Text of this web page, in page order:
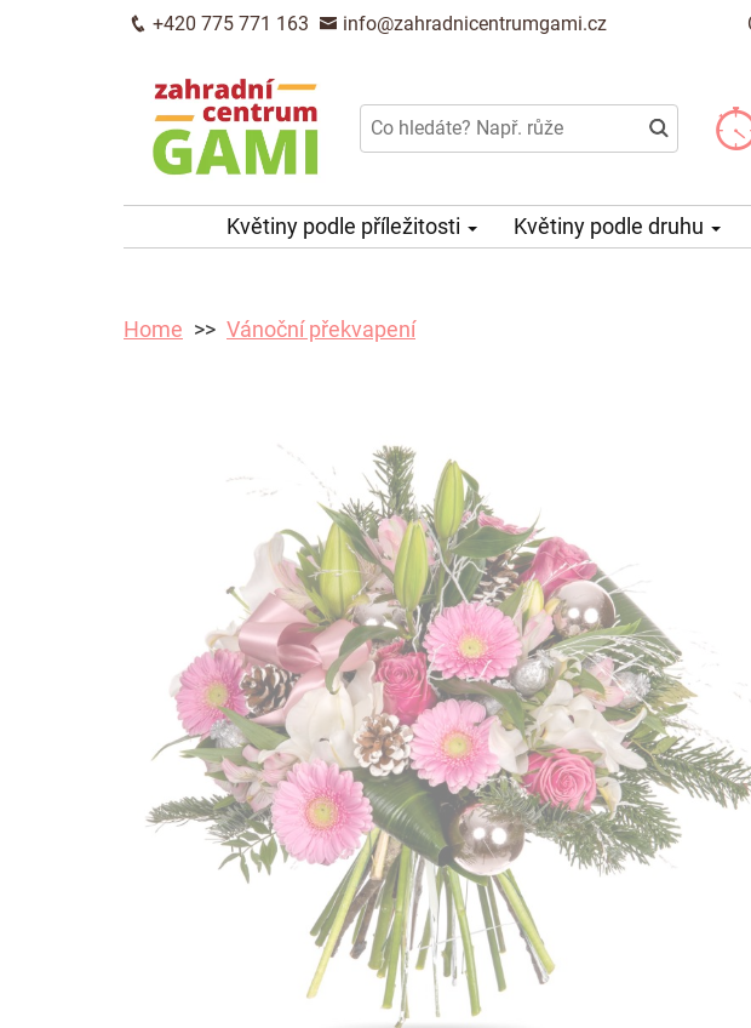
+420 775 771 163 info@zahradnicentrumgami.cz
Květiny podle příležitosti Květiny podle druhu
Home Vánoční překvapení